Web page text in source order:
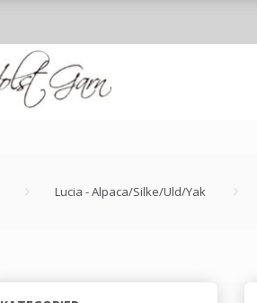
Lucia - Alpaca/Silke/Uld/Yak